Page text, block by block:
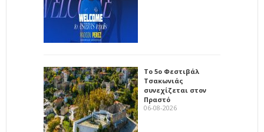
Το 5ο Φεστιβάλ
Τσακωνιάς
συνεχίζεται στον
Πραστό
06-08-2026